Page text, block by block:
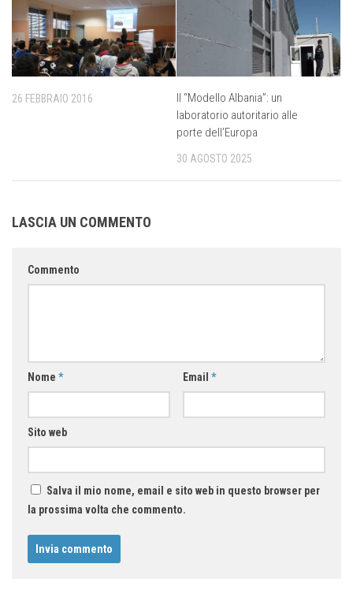
26 FEBBRAIO 2016
Il “Modello Albania”: un
laboratorio autoritario alle
porte dell’Europa
30 AGOSTO 2025
LASCIA UN COMMENTO
Commento
Nome * Email *
Sito web
Salva il mio nome, email e sito web in questo browser per
la prossima volta che commento.